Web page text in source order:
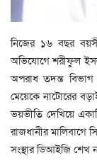
নিজের ১৬ বছর
অভিযোগে শরীফুল
অপরাধ তদন্ত
মেয়েকে নাটোরের
ভয়ভীতি দেখিয়ে
রাজধানীর
সংস্থার ডিআইজি